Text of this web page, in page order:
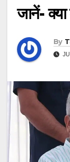
जानें-
By